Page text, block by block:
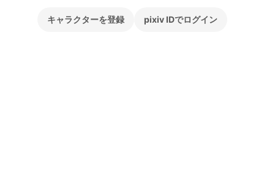
キャラクターを登録 pixiv IDでログイン